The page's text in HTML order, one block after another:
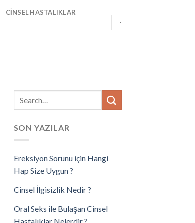
CINSEL HASTALIKLAR
-
SON YAZILAR
Ereksiyon Sorunu için Hangi
Hap Size Uygun ?
Cinsel İlgisizlik Nedir ?
Oral Seks ile Bulaşan Cinsel
Hastalıklar Nelerdir ?